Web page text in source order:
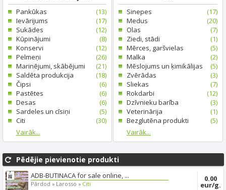
Pankūkas
(13)
Ievārijums
(17)
Sukādes
(12)
Kūpinājumi
(8)
Konservi
(12)
Pelmeņi
(26)
Marinējumi, skābējumi
(21)
Saldēta produkcija
(18)
Čipsi
(6)
Pastētes
(6)
Desas
(6)
Sardeles un cīsiņi
(5)
Citi
(30)
Vairāk...
Sinepes
(17)
Medus
(20)
Olas
(7)
Ziedi, stādi
(1)
Mērces, garšvielas
(5)
Malka
(2)
Mēslojums un ķimikālijas
(5)
Zvērādas
(3)
Sliekas
(7)
Rokdarbi
(12)
Dzīvnieku barība
(3)
Veterinārija
(1)
Bezglutēna produkti
(5)
Vairāk...
Pēdējie pievienotie produkti
ADB-BUTINACA for sale online, ...
Pārdod » Larosso » Citi
0.00
eur/g.